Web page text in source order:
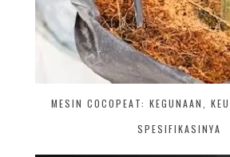
MESIN COCOPEAT: KEGUNAAN,
SPESIFIKASINYA